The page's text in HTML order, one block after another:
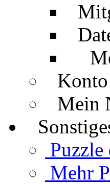
Mein
Puzzle
Mehr